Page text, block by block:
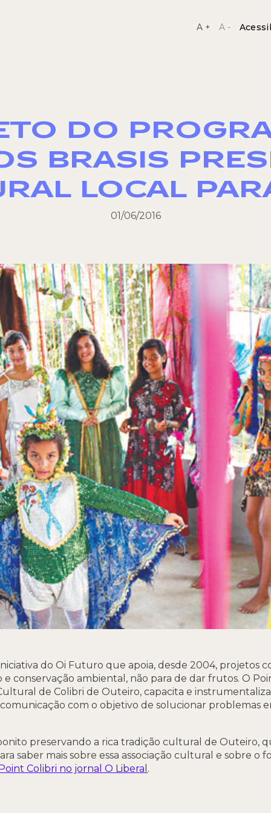
A + A -
DO
BRASIS
LOCAL
01/06/2016
do Oi Futuro que apoia, desde 2004, projetos
conservação ambiental, não para de dar frutos. O
de Colibri de Outeiro, capacita e
com o objetivo de solucionar problemas
preservando a rica tradição cultural de Outeiro,
saber mais sobre essa associação cultural e sobre o
Colibri no jornal O Liberal .